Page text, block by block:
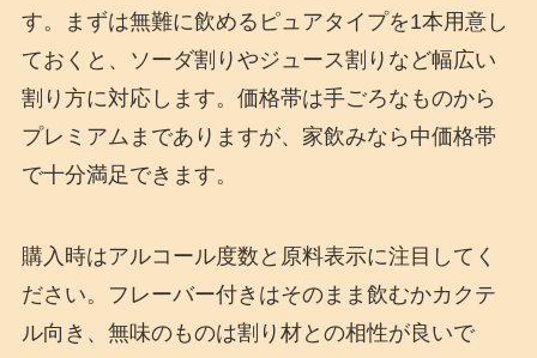
す。まずは無難に飲めるピュアタイプを1本用意し
ておくと、ソーダ割りやジュース割りなど幅広い
割り方に対応します。価格帯は手ごろなものから
プレミアムまでありますが、家飲みなら中価格帯
で十分満足できます。
購入時はアルコール度数と原料表示に注目してく
ださい。フレーバー付きはそのまま飲むかカクテ
ル向き、無味のものは割り材との相性が良いで